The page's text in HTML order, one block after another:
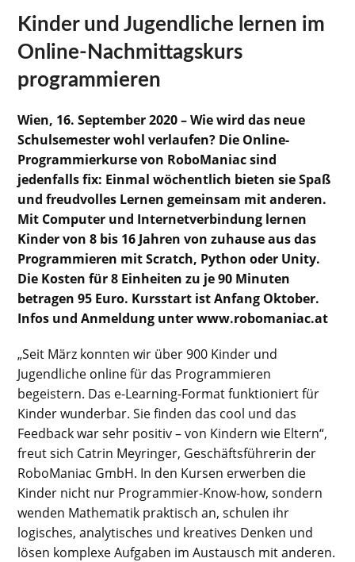
Kinder und Jugendliche lernen im
Online-Nachmittagskurs
programmieren
Wien, 16. September 2020 – Wie wird das neue
Schulsemester wohl verlaufen? Die Online-
Programmierkurse von RoboManiac sind
jedenfalls fix: Einmal wöchentlich bieten sie Spaß
und freudvolles Lernen gemeinsam mit anderen.
Mit Computer und Internetverbindung lernen
Kinder von 8 bis 16 Jahren von zuhause aus das
Programmieren mit Scratch, Python oder Unity.
Die Kosten für 8 Einheiten zu je 90 Minuten
betragen 95 Euro. Kursstart ist Anfang Oktober.
Infos und Anmeldung unter www.robomaniac.at
„Seit März konnten wir über 900 Kinder und
Jugendliche online für das Programmieren
begeistern. Das e-Learning-Format funktioniert für
Kinder wunderbar. Sie finden das cool und das
Feedback war sehr positiv – von Kindern wie Eltern“,
freut sich Catrin Meyringer, Geschäftsführerin der
RoboManiac GmbH. In den Kursen erwerben die
Kinder nicht nur Programmier-Know-how, sondern
wenden Mathematik praktisch an, schulen ihr
logisches, analytisches und kreatives Denken und
lösen komplexe Aufgaben im Austausch mit anderen.